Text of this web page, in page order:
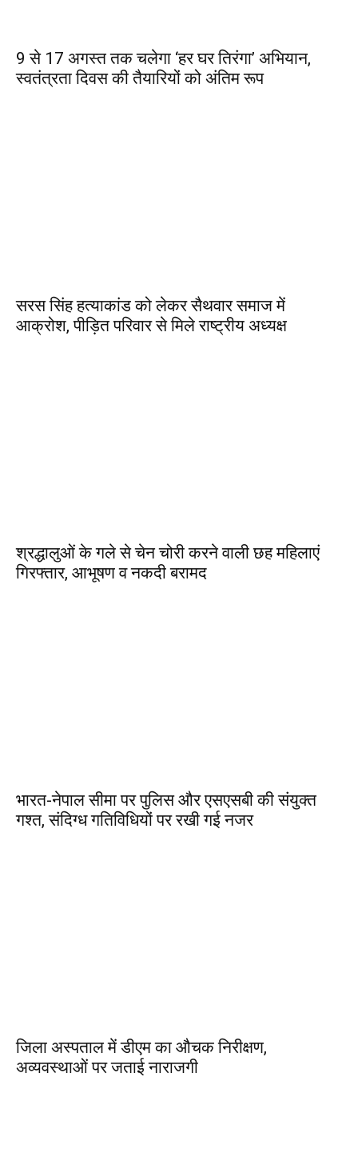
9 से 17 अगस्त तक चलेगा ‘हर घर तिरंगा’ अभियान,
स्वतंत्रता दिवस की तैयारियों को अंतिम रूप
सरस सिंह हत्याकांड को लेकर सैथवार समाज में
आक्रोश, पीड़ित परिवार से मिले राष्ट्रीय अध्यक्ष
श्रद्धालुओं के गले से चेन चोरी करने वाली छह महिलाएं
गिरफ्तार, आभूषण व नकदी बरामद
भारत-नेपाल सीमा पर पुलिस और एसएसबी की संयुक्त
गश्त, संदिग्ध गतिविधियों पर रखी गई नजर
जिला अस्पताल में डीएम का औचक निरीक्षण,
अव्यवस्थाओं पर जताई नाराजगी